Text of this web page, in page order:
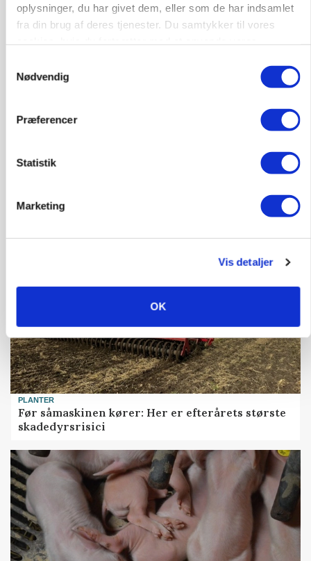
oplysninger, du har givet dem, eller som de har indsamlet
fra din brug af deres tjenester. Du samtykker til vores
Nødvendig
Præferencer
Statistik
Marketing
Vis detaljer
OK
protestgruppe vil demonstrere mod ny
gødskningslov
Snart kan man søge tilskud til naturprojekter
PLANTER
Før såmaskinen kører: Her er efterårets største
skadedyrsrisici